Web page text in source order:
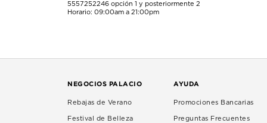
5557252246 opción 1 y posteriormente 2
Horario: 09:00am a 21:00pm
NEGOCIOS PALACIO
Rebajas de Verano
Festival de Belleza
AYUDA
Promociones Bancarias
Preguntas Frecuentes